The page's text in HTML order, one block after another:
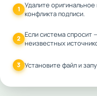
1 Удалите
конфликта подписи.
2 Если система спросит
неизвестных
3 Установите файл и